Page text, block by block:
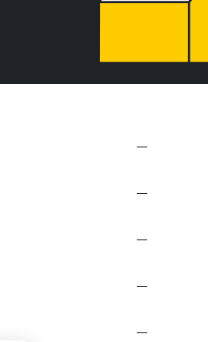
—
—
—
—
—